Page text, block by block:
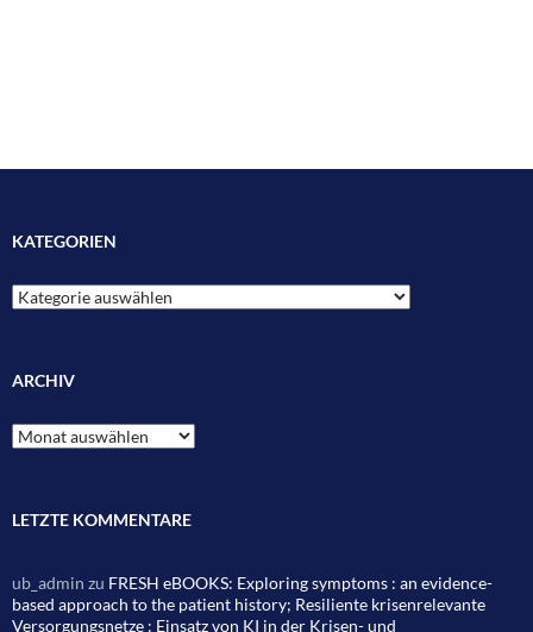
KATEGORIEN
Kategorien
ARCHIV
Archiv
LETZTE KOMMENTARE
ub_admin zu FRESH eBOOKS: Exploring symptoms : an evidence-
based approach to the patient history; Resiliente krisenrelevante
Versorgungsnetze : Einsatz von KI in der Krisen- und